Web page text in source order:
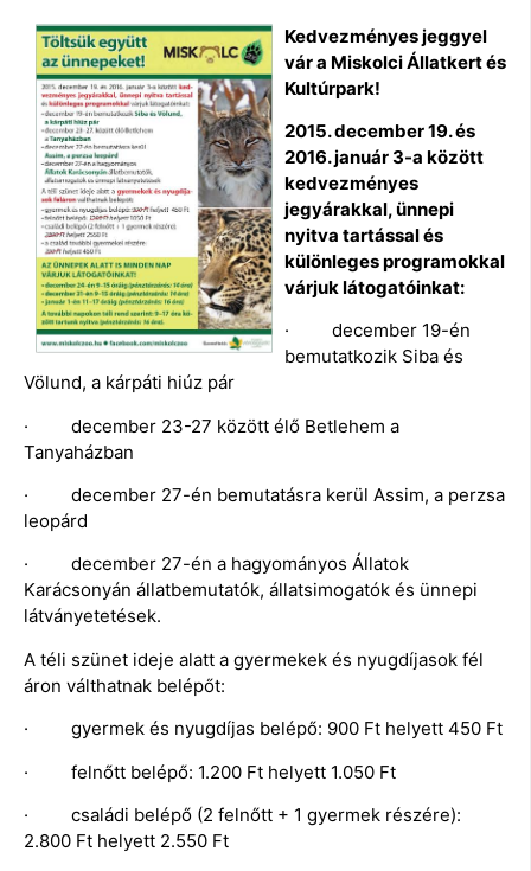
Kedvezményes jeggyel
vár a Miskolci Állatkert és
Kultúrpark!
2015. december 19. és
2016. január 3-a között
kedvezményes
jegyárakkal, ünnepi
nyitva tartással és
különleges programokkal
várjuk látogatóinkat:
· december 19-én
bemutatkozik Siba és
Völund, a kárpáti hiúz pár
· december 23-27 között élő Betlehem a
Tanyaházban
· december 27-én bemutatásra kerül Assim, a perzsa
leopárd
· december 27-én a hagyományos Állatok
Karácsonyán állatbemutatók, állatsimogatók és ünnepi
látványetetések.
A téli szünet ideje alatt a gyermekek és nyugdíjasok fél
áron válthatnak belépőt:
· gyermek és nyugdíjas belépő: 900 Ft helyett 450 Ft
· felnőtt belépő: 1.200 Ft helyett 1.050 Ft
· családi belépő (2 felnőtt + 1 gyermek részére):
2.800 Ft helyett 2.550 Ft